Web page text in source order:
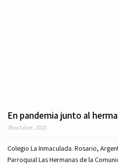
En pandemia junto al
28 octubre, 2020
Colegio La Inmaculada. Rosario,
Parroquial Las Hermanas de la